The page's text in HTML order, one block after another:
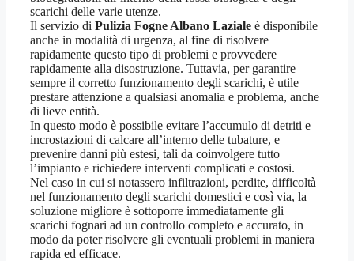
scarichi delle varie utenze.
Il servizio di Pulizia Fogne Albano Laziale è disponibile
anche in modalità di urgenza, al fine di risolvere
rapidamente questo tipo di problemi e provvedere
rapidamente alla disostruzione. Tuttavia, per garantire
sempre il corretto funzionamento degli scarichi, è utile
prestare attenzione a qualsiasi anomalia e problema, anche
di lieve entità.
In questo modo è possibile evitare l’accumulo di detriti e
incrostazioni di calcare all’interno delle tubature, e
prevenire danni più estesi, tali da coinvolgere tutto
l’impianto e richiedere interventi complicati e costosi.
Nel caso in cui si notassero infiltrazioni, perdite, difficoltà
nel funzionamento degli scarichi domestici e così via, la
soluzione migliore è sottoporre immediatamente gli
scarichi fognari ad un controllo completo e accurato, in
modo da poter risolvere gli eventuali problemi in maniera
rapida ed efficace.